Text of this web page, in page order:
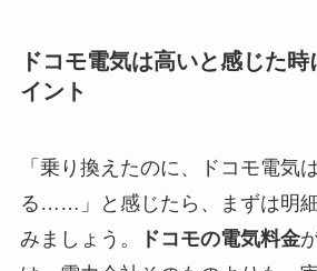
ドコモ電気は高いと感じた
イント
「乗り換えたのに、ドコモ電気
る……」と感じたら、まずは明
みましょう。
ドコモの電気料金